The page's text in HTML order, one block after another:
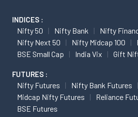
INDICES :
Nifty 50 Nifty Bank
Nifty
Nifty Next 50
Nifty Midcap 100
BSE Small Cap
India Vix Gift
FUTURES :
Nifty Futures
Nifty Bank Futures
Midcap Nifty Futures
Reliance
BSE Futures